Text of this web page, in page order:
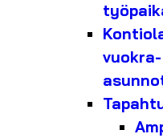
vuokra-